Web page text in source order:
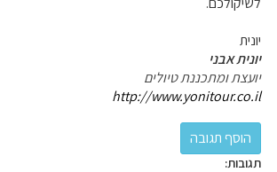
יונית
יונית אבני
יועצת ומתכננת טיולים
http://www.yonitour.co.il
תגובות: